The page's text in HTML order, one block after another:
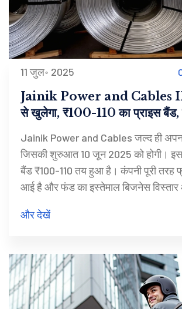
11 जुल॰ 2025
Jainik Power and Cables
से खुलेगा, ₹100-110 का प्राइस बैंड,
Jainik Power and Cables जल्द ही अपना
जिसकी शुरुआत 10 जून 2025 को होगी। इस
बैंड ₹100-110 तय हुआ है। कंपनी पूरी तरह
आई है और फंड का इस्तेमाल बिजनेस विस्तार
और देखें